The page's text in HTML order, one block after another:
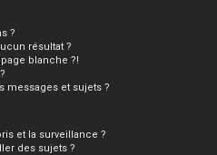
?
résultat ?
blanche ?!
messages et sujets ?
et la surveillance ?
des sujets ?